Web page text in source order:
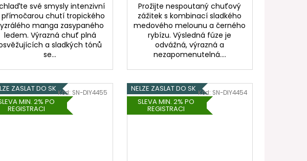
své smysly intenzivní
přímočarou chutí tropického
manga zasypaného
ledem. Výrazná chuť plná
a sladkých tónů
se...
Prožijte nespoutaný chuťový
zážitek s kombinací sladkého
medového melounu a černého
rybízu. Výsledná fúze je
odvážná, výrazná a
nezapomenutelná....
ZASLAT DO SK
MIN. 2% PO
REGISTRACI
Kód: SN-DIY4455
NELZE ZASLAT DO SK
SLEVA MIN. 2% PO
REGISTRACI
Kód: SN-DIY4454